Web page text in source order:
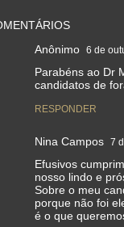
Anônimo 6 de
Parabéns ao Dr
candidatos de
RESPONDER
Nina Campos 7
Efusivos
nosso lindo e
Sobre o meu
porque não foi
é o que